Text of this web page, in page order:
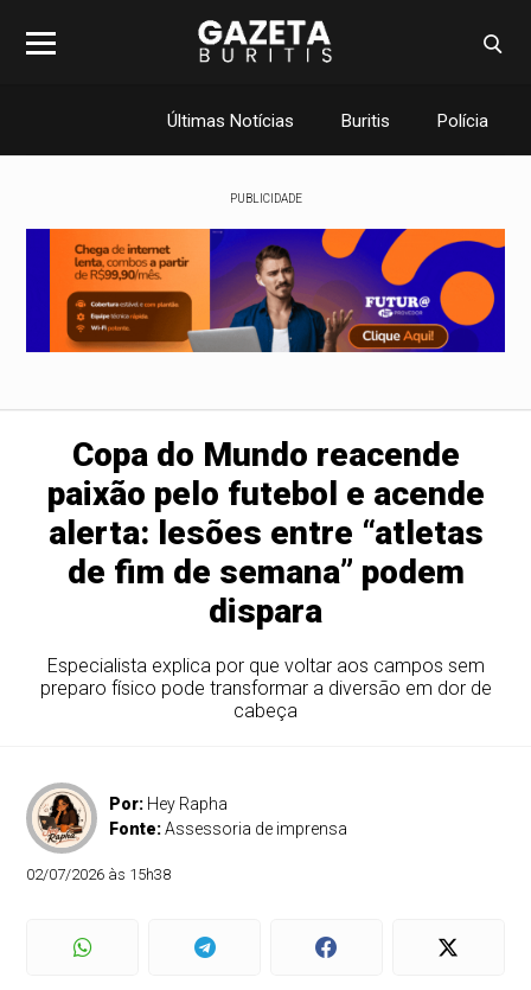
Últimas Notícias Buritis Polícia
PUBLICIDADE
Copa do Mundo reacende
paixão pelo futebol e acende
alerta: lesões entre “atletas
de fim de semana” podem
dispara
Especialista explica por que voltar aos campos sem
preparo físico pode transformar a diversão em dor de
cabeça
Por: Hey Rapha
Fonte:Assessoria de imprensa
02/07/2026 às 15h38